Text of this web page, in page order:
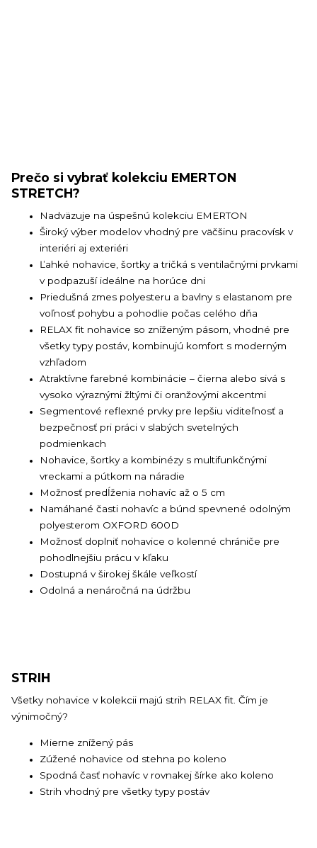
Prečo si vybrať kolekciu EMERTON
STRETCH?
Nadväzuje na úspešnú kolekciu EMERTON
Široký výber modelov vhodný pre väčšinu pracovísk v
interiéri aj exteriéri
Ľahké nohavice, šortky a tričká s ventilačnými prvkami
v podpazuší ideálne na horúce dni
Priedušná zmes polyesteru a bavlny s elastanom pre
voľnosť pohybu a pohodlie počas celého dňa
RELAX fit nohavice so zníženým pásom, vhodné pre
všetky typy postáv, kombinujú komfort s moderným
vzhľadom
Atraktívne farebné kombinácie – čierna alebo sivá s
vysoko výraznými žltými či oranžovými akcentmi
Segmentové reflexné prvky pre lepšiu viditeľnosť a
bezpečnosť pri práci v slabých svetelných
podmienkach
Nohavice, šortky a kombinézy s multifunkčnými
vreckami a pútkom na náradie
Možnosť predĺženia nohavíc až o 5 cm
Namáhané časti nohavíc a búnd spevnené odolným
polyesterom OXFORD 600D
Možnosť doplniť nohavice o kolenné chrániče pre
pohodlnejšiu prácu v kľaku
Dostupná v širokej škále veľkostí
Odolná a nenáročná na údržbu
STRIH
Všetky nohavice v kolekcii majú strih RELAX fit. Čím je
výnimočný?
Mierne znížený pás
Zúžené nohavice od stehna po koleno
Spodná časť nohavíc v rovnakej šírke ako koleno
Strih vhodný pre všetky typy postáv